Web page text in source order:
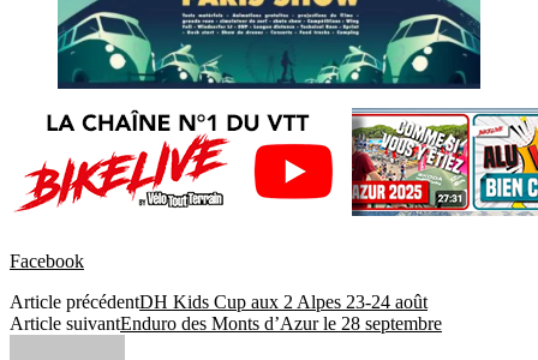
Facebook
Article précédentDH Kids Cup aux 2 Alpes 23-24 août
Article suivantEnduro des Monts d’Azur le 28 septembre